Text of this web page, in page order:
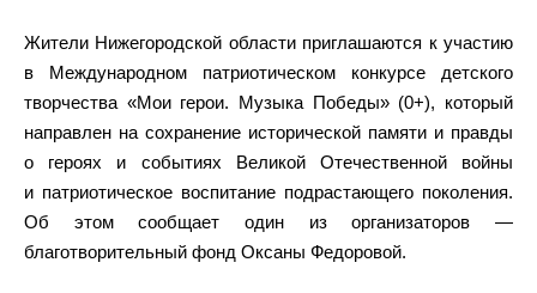
Жители Нижегородской области приглашаются к участию
в Международном патриотическом конкурсе детского
творчества «Мои герои. Музыка Победы» (0+), который
направлен на сохранение исторической памяти и правды
о героях и событиях Великой Отечественной войны
и патриотическое воспитание подрастающего поколения.
Об этом сообщает один из организаторов —
благотворительный фонд Оксаны Федоровой.